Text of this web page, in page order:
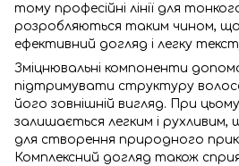
тому професійні лінії для
розробляються таким чином,
ефективний догляд і легку
Зміцнювальні компоненти
підтримувати структуру
його зовнішній вигляд. При
залишається легким і
для створення природного
Комплексний догляд також